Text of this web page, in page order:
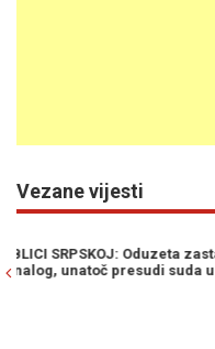
Vezane vijesti
s
SMETA IM, NERVIRA
poljanama, planinama…